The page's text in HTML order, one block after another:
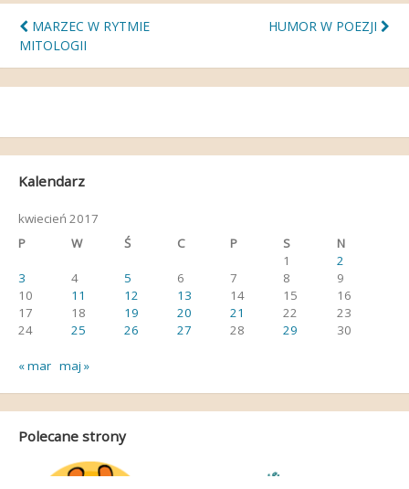
Nawigacja
wpisu
MARZEC W RYTMIE
MITOLOGII
HUMOR W POEZJI
Kalendarz
kwiecień 2017
P
W Ś C P S
N
1
2
3
4 5 6 7 8
9
10
11 12 13 14 15
16
17
18 19 20 21 22
23
24
25 26 27 28 29 30
« mar maj »
Polecane strony